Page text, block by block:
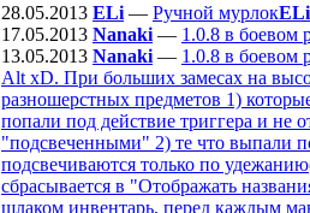
28.05.2013 ELi — Ручной мурлок
17.05.2013 Nanaki — 1.0.8 в боевом
13.05.2013 Nanaki — 1.0.8 в боевом
Alt xD. При больших замесах на
разношерстных предметов 1)
попали под действие триггера и не
"подсвеченными" 2) те что выпали
подсвечиваются только по
сбрасывается в "Отображать
шлаком инвентарь, перед каждым